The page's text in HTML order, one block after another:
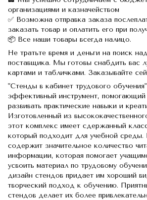
организациями и казначейством
✅ Возможна отправка заказа
заказать товар и оплатить его при
📦 Все наши товары всегда налицо.
Не тратьте время и деньги на поиск
поставщика. Мы готовы снабдить вас
картами и табличками. Заказывайте
"Стенды в кабинет трудового
эффективный инструмент, помогающий
развивать практические навыки и
Изготовленный из
этот комплекс имеет сдержанный
который подходит для учебной среды.
содержит значительное количество
информации, которая помогает
усвоить материал по трудовому
дизайн стендов придает им хороший
творческий подход к обучению.
стендов делает их более